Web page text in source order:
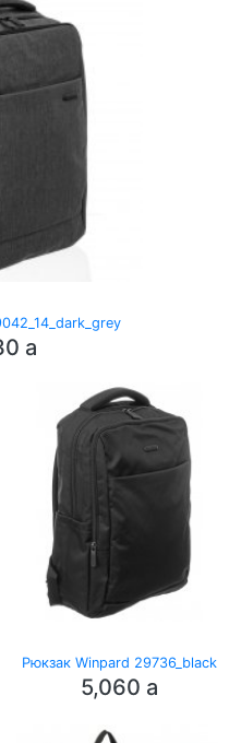
a
Рюкзак Winpard 29736_black
5,060 a